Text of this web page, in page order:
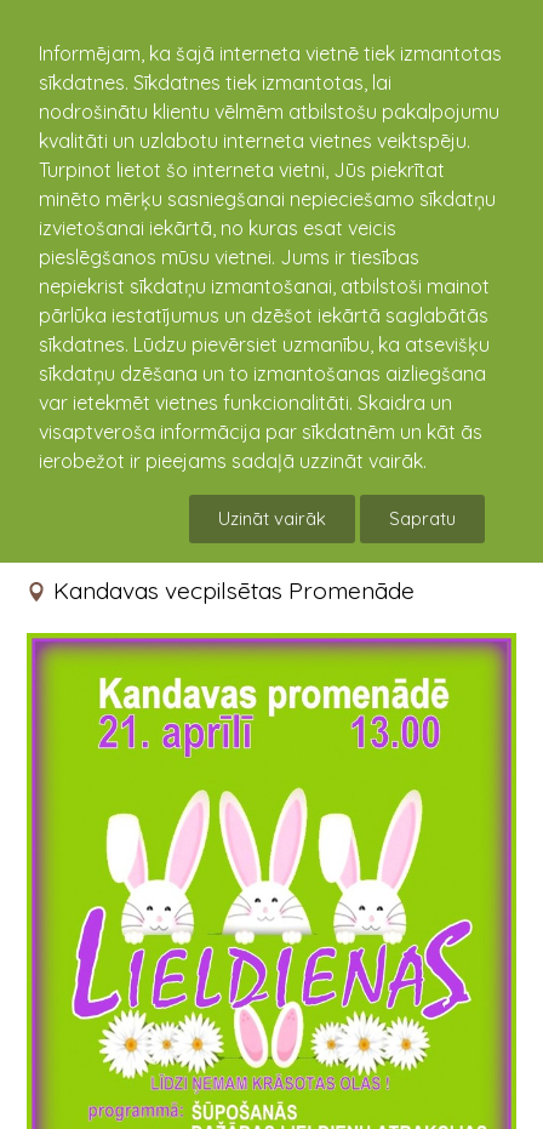
Informējam, ka šajā interneta vietnē tiek izmantotas
sīkdatnes. Sīkdatnes tiek izmantotas, lai
nodrošinātu klientu vēlmēm atbilstošu pakalpojumu
kvalitāti un uzlabotu interneta vietnes veiktspēju.
Turpinot lietot šo interneta vietni, Jūs piekrītat
minēto mērķu sasniegšanai nepieciešamo sīkdatņu
izvietošanai iekārtā, no kuras esat veicis
pieslēgšanos mūsu vietnei. Jums ir tiesības
nepiekrist sīkdatņu izmantošanai, atbilstoši mainot
pārlūka iestatījumus un dzēšot iekārtā saglabātās
sīkdatnes. Lūdzu pievērsiet uzmanību, ka atsevišķu
sīkdatņu dzēšana un to izmantošanas aizliegšana
var ietekmēt vietnes funkcionalitāti. Skaidra un
visaptveroša informācija par sīkdatnēm un kāt ās
ierobežot ir pieejams sadaļā uzzināt vairāk.
Uzināt vairāk Sapratu
kandava.lv
PASĀKUMU
KALENDĀRS
Lieldienas Kandavas
Promenādē
21.04.2019 13:00
Kandavas vecpilsētas Promenāde